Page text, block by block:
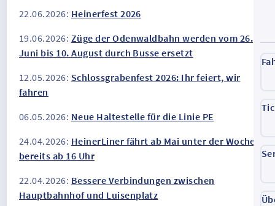
22.06.2026: Heinerfest 2026
19.06.2026: Züge der Odenwaldbahn werden vom 26.
Juni bis 10. August durch Busse ersetzt
12.05.2026: Schlossgrabenfest 2026: Ihr feiert, wir
fahren
06.05.2026: Neue Haltestelle für die Linie PE
24.04.2026: HeinerLiner fährt ab Mai unter der Woche
bereits ab 16 Uhr
22.04.2026: Bessere Verbindungen zwischen
Hauptbahnhof und Luisenplatz